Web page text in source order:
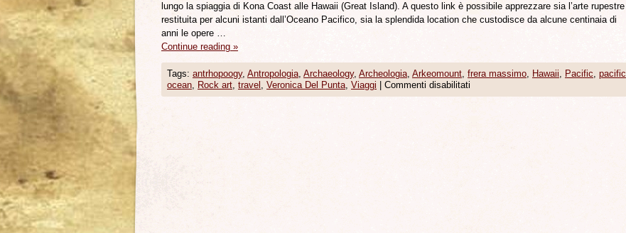
lungo la spiaggia di Kona Coast alle Hawaii (Great Island). A questo link è possibile apprezzare sia l’arte rupestre
restituita per alcuni istanti dall’Oceano Pacifico, sia la splendida location che custodisce da alcune centinaia di
anni le opere …
Continue reading »
Tags: antrhopoogy, Antropologia, Archaeology, Archeologia, Arkeomount, frera massimo, Hawaii, Pacific, pacific
ocean, Rock art, travel , Veronica Del Punta, Viaggi Commenti disabilitati